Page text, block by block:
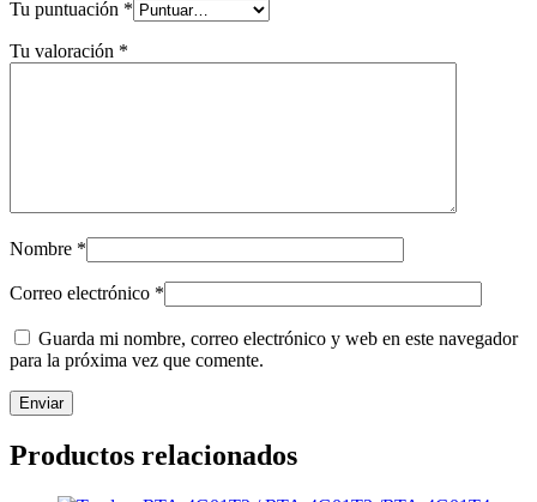
Tu puntuación *
Tu valoración *
Nombre *
Correo electrónico *
Guarda mi nombre, correo electrónico y web en este navegador
para la próxima vez que comente.
Productos relacionados